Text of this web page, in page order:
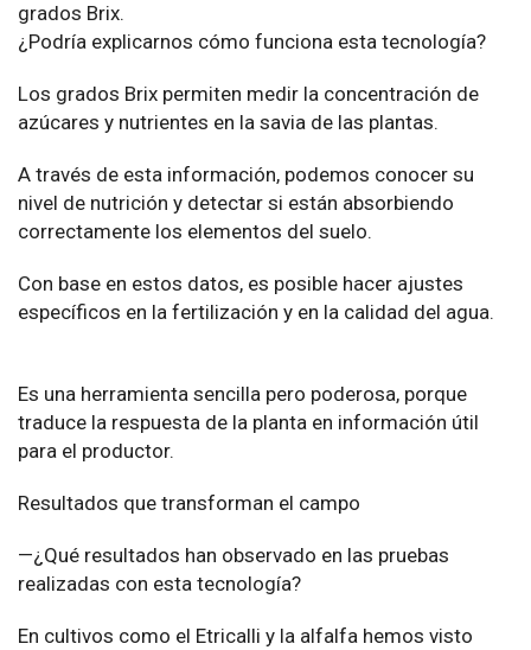
grados Brix.
¿Podría explicarnos cómo funciona esta tecnología?
Los grados Brix permiten medir la concentración de
azúcares y nutrientes en la savia de las plantas.
A través de esta información, podemos conocer su
nivel de nutrición y detectar si están absorbiendo
correctamente los elementos del suelo.
Con base en estos datos, es posible hacer ajustes
específicos en la fertilización y en la calidad del agua.
Es una herramienta sencilla pero poderosa, porque
traduce la respuesta de la planta en información útil
para el productor.
Resultados que transforman el campo
—¿Qué resultados han observado en las pruebas
realizadas con esta tecnología?
En cultivos como el Etricalli y la alfalfa hemos visto